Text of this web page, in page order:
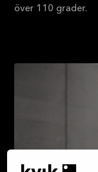
över 110 grader.